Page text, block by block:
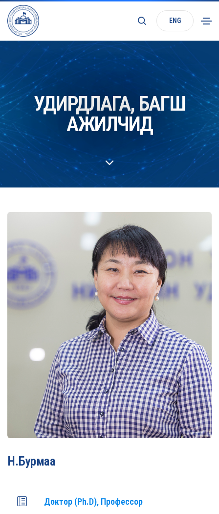
ENG
УДИРДЛАГА, БАГШ
АЖИЛЧИД
Н.Бурмаа
Доктор (Ph.D), Профессор